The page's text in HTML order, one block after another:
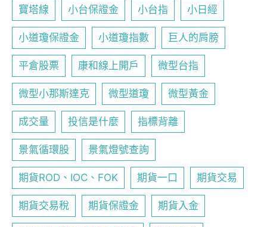
寶塔線 小台保證金 小台指 小日經
小道瓊保證金 小道瓊指數 巨人的肩膀
平倉股票 康和線上開戶 微型台指
微型小那斯達克 微型道瓊 微型黃金
成交量 投信是什麼 指標背離
景氣循環股 景氣燈號查詢
期貨ROD、IOC、FOK 期貨一口 期貨交易
期貨交易稅 期貨保證金 期貨入金